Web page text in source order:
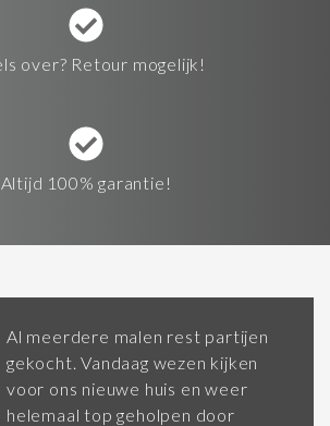
over? Retour mogelijk!
Altijd 100% garantie!
Al meerdere malen rest partijen
gekocht. Vandaag wezen kijken
voor ons nieuwe huis en weer
helemaal top geholpen door